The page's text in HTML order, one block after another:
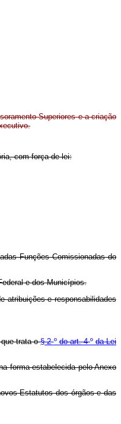
Superiores e a criação
com força de lei:
Funções Comissionadas do
e dos Municípios.
atribuições e responsabilidades
que trata o§ 2ºdo art. 4º da Lei
forma estabelecida pelo Anexo
Estatutos dos órgãos e das